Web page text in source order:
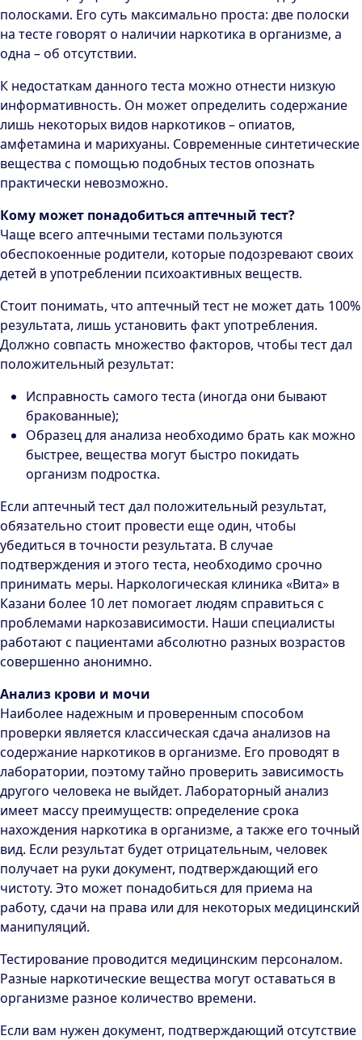
полосками. Его суть максимально проста: две полоски
на тесте говорят о наличии наркотика в организме, а
одна – об отсутствии.
К недостаткам данного теста можно отнести низкую
информативность. Он может определить содержание
лишь некоторых видов наркотиков – опиатов,
амфетамина и марихуаны. Современные синтетические
вещества с помощью подобных тестов опознать
практически невозможно.
Кому может понадобиться аптечный тест?
Чаще всего аптечными тестами пользуются
обеспокоенные родители, которые подозревают своих
детей в употреблении психоактивных веществ.
Стоит понимать, что аптечный тест не может дать 100%
результата, лишь установить факт употребления.
Должно совпасть множество факторов, чтобы тест дал
положительный результат:
Исправность самого теста (иногда они бывают
бракованные);
Образец для анализа необходимо брать как можно
быстрее, вещества могут быстро покидать
организм подростка.
Если аптечный тест дал положительный результат,
обязательно стоит провести еще один, чтобы
убедиться в точности результата. В случае
подтверждения и этого теста, необходимо срочно
принимать меры. Наркологическая клиника «Вита» в
Казани более 10 лет помогает людям справиться с
проблемами наркозависимости. Наши специалисты
работают с пациентами абсолютно разных возрастов
совершенно анонимно.
Анализ крови и мочи
Наиболее надежным и проверенным способом
проверки является классическая сдача анализов на
содержание наркотиков в организме. Его проводят в
лаборатории, поэтому тайно проверить зависимость
другого человека не выйдет. Лабораторный анализ
имеет массу преимуществ: определение срока
нахождения наркотика в организме, а также его точный
вид. Если результат будет отрицательным, человек
получает на руки документ, подтверждающий его
чистоту. Это может понадобиться для приема на
работу, сдачи на права или для некоторых медицинский
манипуляций.
Тестирование проводится медицинским персоналом.
Разные наркотические вещества могут оставаться в
организме разное количество времени.
Если вам нужен документ, подтверждающий отсутствие